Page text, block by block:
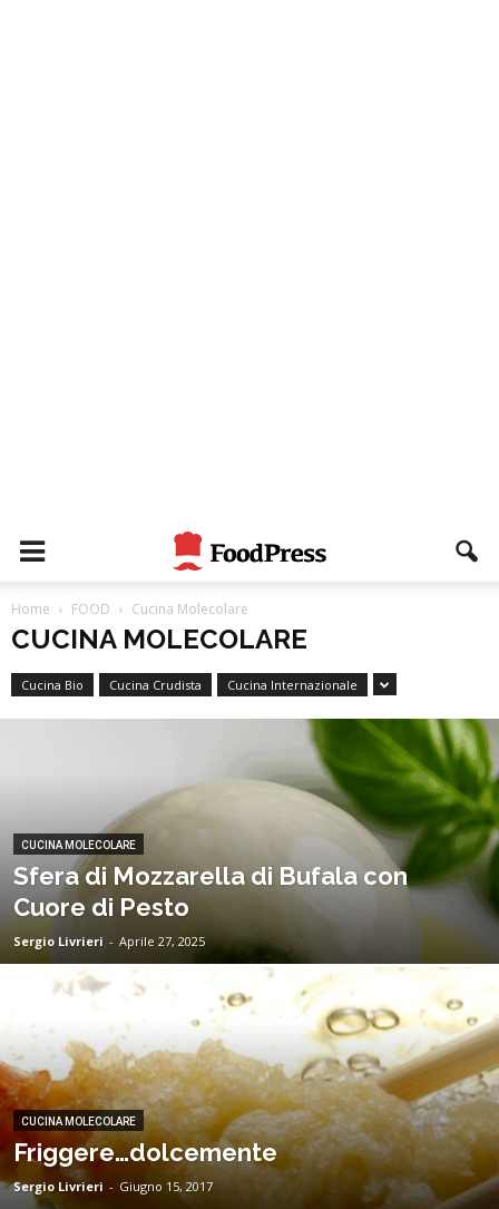
Home FOOD Cucina Molecolare
CUCINA MOLECOLARE
Cucina Bio Cucina Crudista Cucina Internazionale
CUCINA MOLECOLARE
Sfera di Mozzarella di Bufala con
Cuore di Pesto
Sergio Livrieri - Aprile 27, 2025
CUCINA MOLECOLARE
Friggere…dolcemente
Sergio Livrieri - Giugno 15, 2017